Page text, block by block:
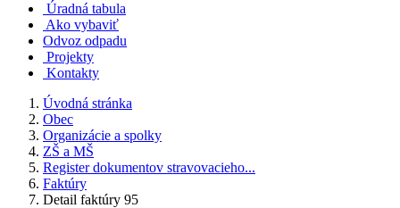
Úradná tabula
Ako vybaviť
Odvoz odpadu
Projekty
Kontakty
Úvodná stránka
Obec
Organizácie a spolky
ZŠ a MŠ
Register dokumentov stravovacieho...
Faktúry
Detail faktúry 95